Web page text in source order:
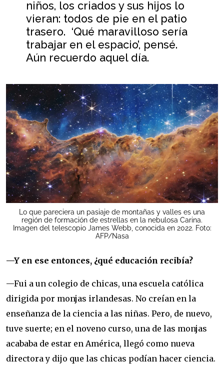
niños, los criados y sus hijos lo
vieran: todos de pie en el patio
trasero. ‘Qué maravilloso sería
trabajar en el espacio’, pensé.
Aún recuerdo aquel día.
Lo que pareciera un pasiaje de montañas y valles es una
región de formación de estrellas en la nebulosa Carina.
Imagen del telescopio James Webb, conocida en 2022. Foto:
AFP/Nasa
—Y en ese entonces, ¿qué educación recibía?
—Fui a un colegio de chicas, una escuela católica
dirigida por monjas irlandesas. No creían en la
enseñanza de la ciencia a las niñas. Pero, de nuevo,
tuve suerte; en el noveno curso, una de las monjas
acababa de estar en América, llegó como nueva
directora y dijo que las chicas podían hacer ciencia.